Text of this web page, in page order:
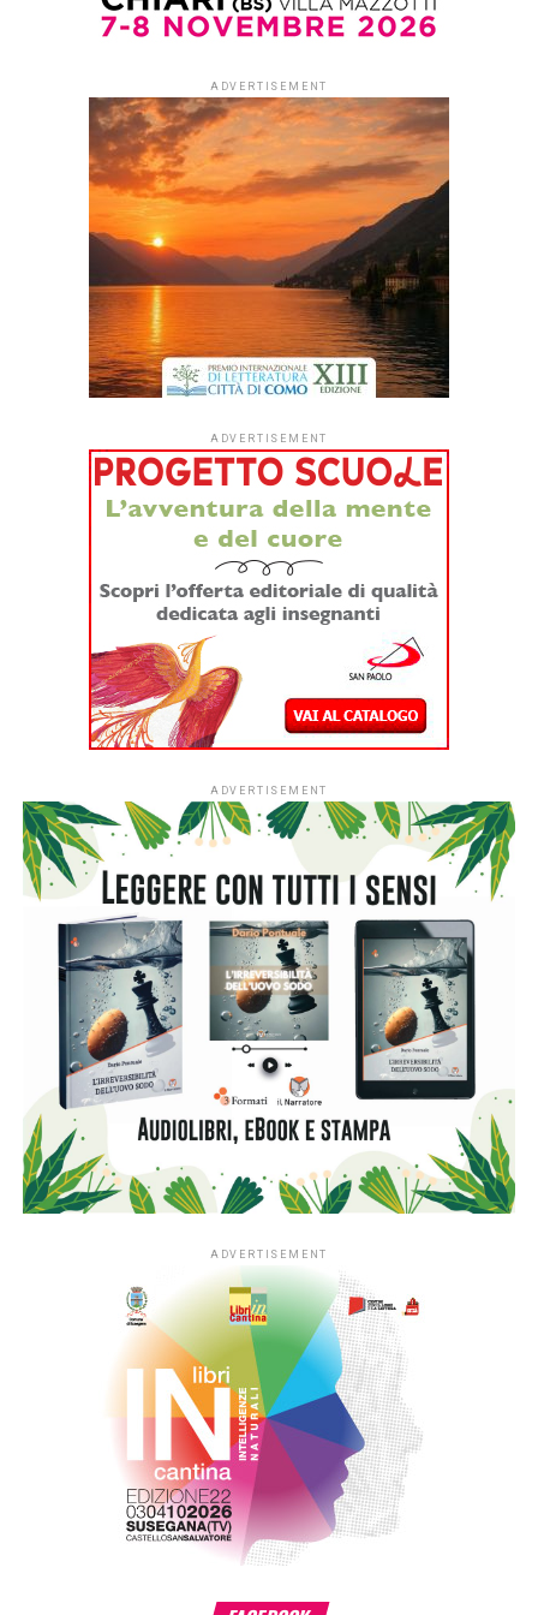
By Redazione Leggere:tutti
Dopo quattro anni di sperimentazione, #ioleggoperché
apre per la prima volta le iscrizioni a tutti gli asili nido
1° settembrele strutture educative per la
fascia 0-3 anni di tutto il Paese potranno aderire
all’iniziativa sociale dell’Associazione Italiana Editori (AIE)
a favore delle biblioteche scolastiche e partecipare alla
campagna nazionale di donazione di libri in programma dal
7 al 15 novembre 2026.
L’ingresso di tutti i nidi italiani segna una nuova fase per
#ioleggoperché che, dopo dieci anni al fianco delle
scuole, amplia il proprio raggio d’azione includendo anche i
servizi educativi per la primissima infanzia.
L’apertura nazionale è resa possibile grazie alsostegno
di Fondazione Cariplo, che dal 2022 ha accompagnato lo
sviluppo di #ioleggoperchéLAB-NIDI, il progetto
sperimentale dedicato ai nidi realizzato in Lombardia e
nelle province di Novara e Verbano-Cusio-Ossola,
territorio di riferimento della Fondazione. In quattro anni la
sperimentazione ha coinvolto fino a 350 asili nido situati
nei contesti più fragili di queste aree, contribuendo ad
libri nella quotidianità educativa. L’estensione del progetto
si inserisce nella cornice della sfida di mandato Anita –
L’infanzia prima di Fondazione Cariplo, che sostiene il
benessere dei bambini e delle bambine tra 0 e 6 anni, con
particolare attenzione alle situazioni di povertà e fragilità
sociale ed economica, promuovendo percorsi di crescita
individuale e lo sviluppo delle comunità educanti.
«L’estensione di #ioleggoperché a tutti gli asili nido
Giovanni Azzone, presidente Fondazione